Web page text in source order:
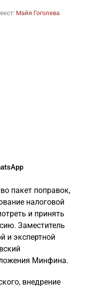
Майя Гоголева
пакет поправок,
налоговой
и принять
Заместитель
и экспертной
Минфина.
внедрение